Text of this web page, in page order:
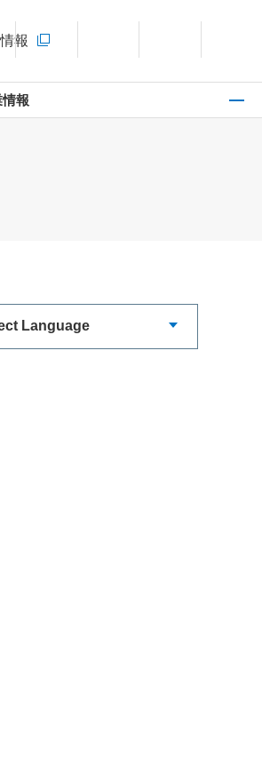
報
ィンドウを開きます
言語切り替えメニューを開く
報